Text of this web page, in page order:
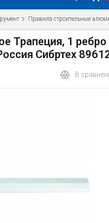
Правила строительные
Трапеция, 1 ребро
Сибртех
В